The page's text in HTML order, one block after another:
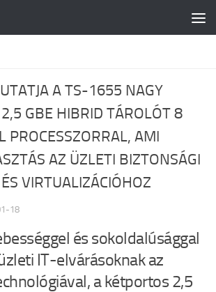
A TS-1655 NAGY
GBE HIBRID TÁROLÓT 8
PROCESSZORRAL, AMI
AZ ÜZLETI BIZTONSÁGI
VIRTUALIZÁCIÓHOZ
18
és sokoldalúsággal
IT-elvárásoknak az
a kétportos 2,5